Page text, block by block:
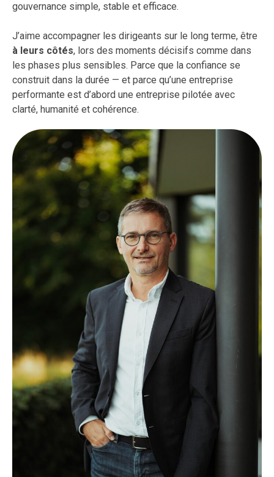
gouvernance simple, stable et efficace.
J’aime accompagner les dirigeants sur le long terme, être
à leurs côtés, lors des moments décisifs comme dans
les phases plus sensibles. Parce que la confiance se
construit dans la durée — et parce qu’une entreprise
performante est d’abord une entreprise pilotée avec
clarté, humanité et cohérence.